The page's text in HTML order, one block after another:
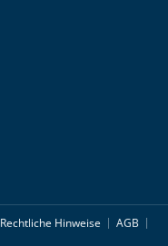
Rechtliche Hinweise
AGB